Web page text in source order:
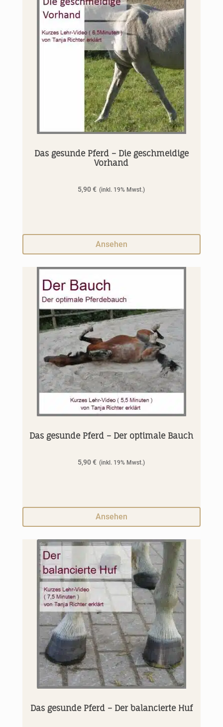
Das gesunde Pferd – Die geschmeidige
Vorhand
5,90€
Ansehen
Das gesunde Pferd – Der optimale Bauch
5,90€
Ansehen
Das gesunde Pferd – Der balancierte Huf